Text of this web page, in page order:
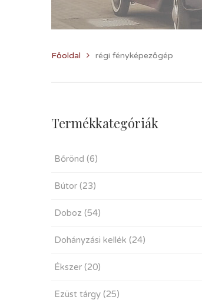
Főoldal régi fényképezőgép
Termékkategóriák
Bőrönd (6)
Bútor (23)
Doboz (54)
Dohányzási kellék (24)
Ékszer (20)
Ezüst tárgy (25)